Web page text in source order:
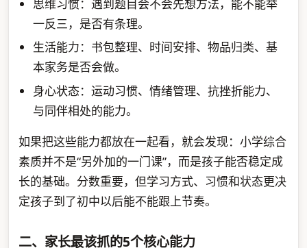
思维习惯：遇到题目会不会先想方法，能不能举
一反三，是否有条理。
生活能力：书包整理、时间安排、物品归类、基
本家务是否会做。
身心状态：运动习惯、情绪管理、抗挫折能力、
与同伴相处的能力。
如果把这些能力都放在一起看，就会发现：小学综合
素质并不是“另外加的一门课”，而是孩子能否稳定成
长的基础。分数重要，但学习方式、习惯和状态更决
定孩子到了初中以后能不能跟上节奏。
二、家长最该抓的5个核心能力